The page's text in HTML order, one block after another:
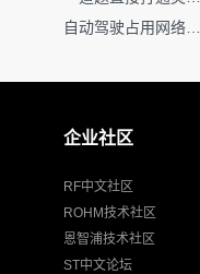
企业社区
RF中文社区
ROHM技术社区
恩智浦技术社区
ST中文论坛